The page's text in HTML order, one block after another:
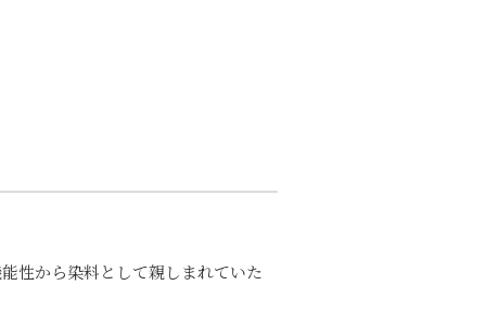
性から染料として親しまれていた